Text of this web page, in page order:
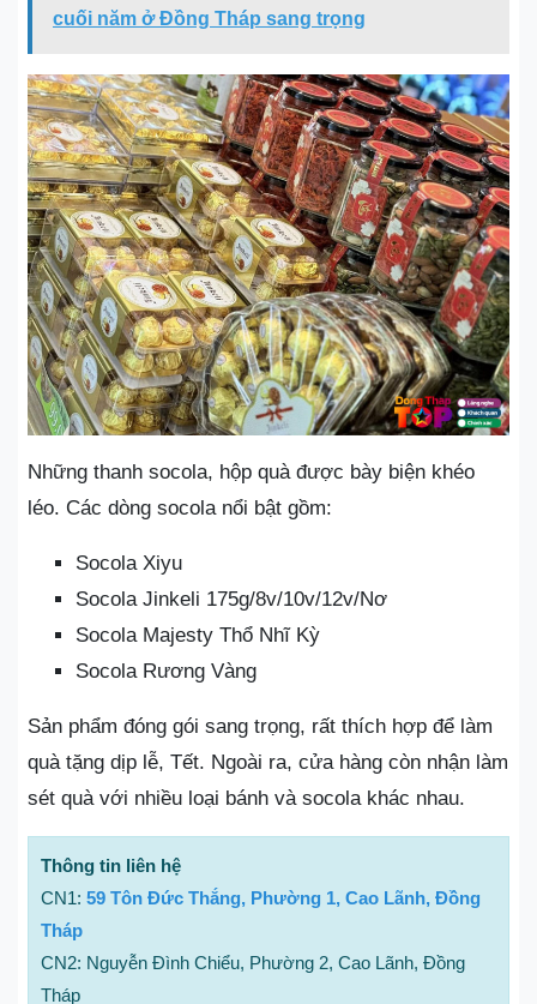
cuối năm ở Đồng Tháp sang trọng
Những thanh socola, hộp quà được bày biện khéo
léo. Các dòng socola nổi bật gồm:
Socola Xiyu
Socola Jinkeli 175g/8v/10v/12v/Nơ
Socola Majesty Thổ Nhĩ Kỳ
Socola Rương Vàng
Sản phẩm đóng gói sang trọng, rất thích hợp để làm
quà tặng dịp lễ, Tết. Ngoài ra, cửa hàng còn nhận làm
sét quà với nhiều loại bánh và socola khác nhau.
Thông tin liên hệ
CN1: 59 Tôn Đức Thắng, Phường 1, Cao Lãnh, Đồng
Tháp
CN2: Nguyễn Đình Chiểu, Phường 2, Cao Lãnh, Đồng
Tháp